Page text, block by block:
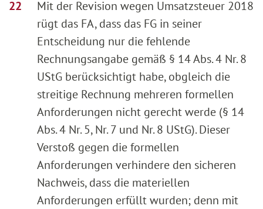
Mit der Revision wegen Umsatzsteuer 2018
rügt das FA, dass das FG in seiner
Entscheidung nur die fehlende
Rechnungsangabe gemäß § 14 Abs. 4 Nr. 8
UStG berücksichtigt habe, obgleich die
streitige Rechnung mehreren formellen
Anforderungen nicht gerecht werde (§ 14
Abs. 4 Nr. 5, Nr. 7 und Nr. 8 UStG). Dieser
Verstoß gegen die formellen
Anforderungen verhindere den sicheren
Nachweis, dass die materiellen
Anforderungen erfüllt wurden; denn mit